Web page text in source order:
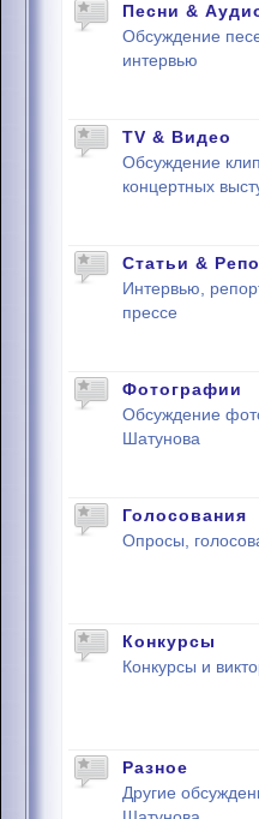
Песни &
Обсуждение
интервью
TV & Видео
Обсуждение
концертных
Статьи &
Интервью,
прессе
Фотографии
Обсуждение
Шатунова
Голосования
Опросы,
Конкурсы
Конкурсы и
Разное
Другие